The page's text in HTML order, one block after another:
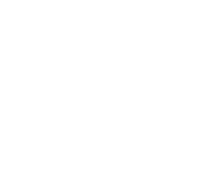
日本代表監督に...